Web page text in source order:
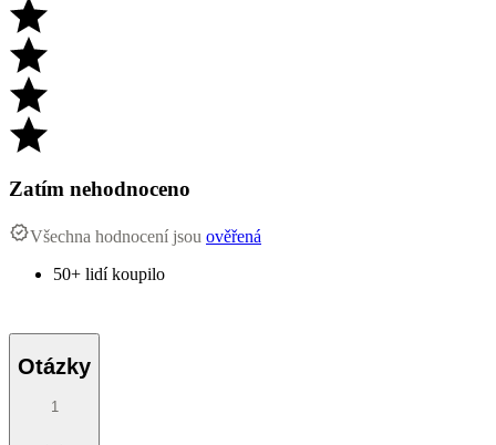
Zatím nehodnoceno
Všechna hodnocení jsou ověřená
50+ lidí koupilo
Otázky
1